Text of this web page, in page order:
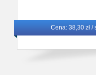
Cena: 38,30 zł /